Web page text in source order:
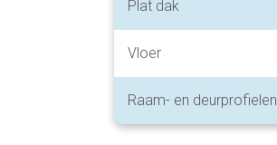
Plat dak
Vloer
Raam- en deurprofielen